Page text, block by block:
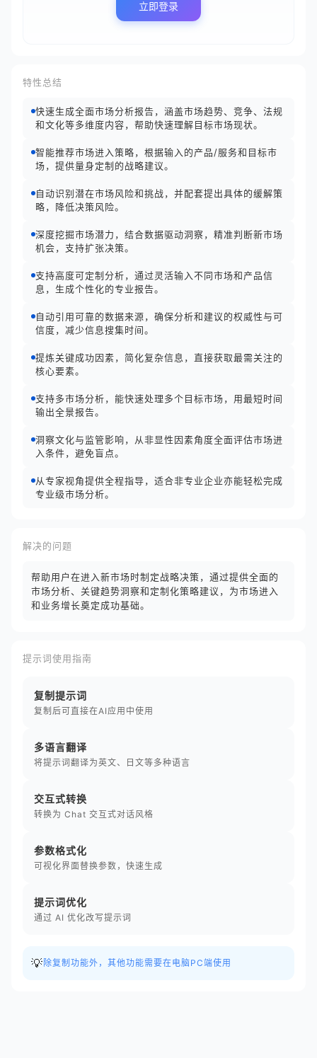
立即登录
特性总结
快速生成全面市场分析报告，涵盖市场趋势、竞争、法规
和文化等多维度内容，帮助快速理解目标市场现状。
智能推荐市场进入策略，根据输入的产品/服务和目标市
场，提供量身定制的战略建议。
自动识别潜在市场风险和挑战，并配套提出具体的缓解策
略，降低决策风险。
深度挖掘市场潜力，结合数据驱动洞察，精准判断新市场
机会，支持扩张决策。
支持高度可定制分析，通过灵活输入不同市场和产品信
息，生成个性化的专业报告。
自动引用可靠的数据来源，确保分析和建议的权威性与可
信度，减少信息搜集时间。
提炼关键成功因素，简化复杂信息，直接获取最需关注的
核心要素。
支持多市场分析，能快速处理多个目标市场，用最短时间
输出全景报告。
洞察文化与监管影响，从非显性因素角度全面评估市场进
入条件，避免盲点。
从专家视角提供全程指导，适合非专业企业亦能轻松完成
专业级市场分析。
解决的问题
帮助用户在进入新市场时制定战略决策，通过提供全面的
市场分析、关键趋势洞察和定制化策略建议，为市场进入
和业务增长奠定成功基础。
提示词使用指南
复制提示词
复制后可直接在AI应用中使用
多语言翻译
将提示词翻译为英文、日文等多种语言
交互式转换
转换为 Chat 交互式对话风格
参数格式化
可视化界面替换参数，快速生成
提示词优化
通过 AI 优化改写提示词
💡 除复制功能外，其他功能需要在电脑PC端使用